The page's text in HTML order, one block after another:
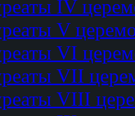
IV
V
VI
VII
VIII